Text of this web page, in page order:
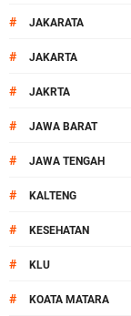
# JAKARATA
# JAKARTA
# JAKRTA
# JAWA BARAT
# JAWA TENGAH
# KALTENG
# KESEHATAN
# KLU
# KOATA MATARA